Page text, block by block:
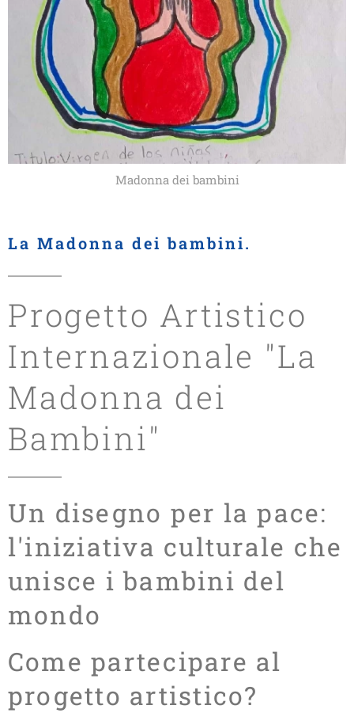
Madonna dei bambini
La Madonna dei bambini.
Progetto Artistico
Internazionale "La
Madonna dei
Bambini"
Un disegno per la pace:
l'iniziativa culturale che
unisce i bambini del
mondo
Come partecipare al
progetto artistico?